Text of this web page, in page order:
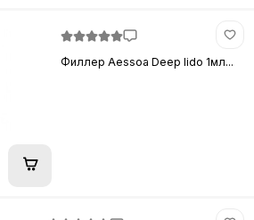
Филлер Aessoa Deep lido 1мл...